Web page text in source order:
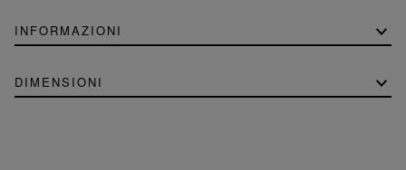
INFORMAZIONI
DIMENSIONI